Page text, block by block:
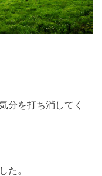
分を打ち消してく
た。